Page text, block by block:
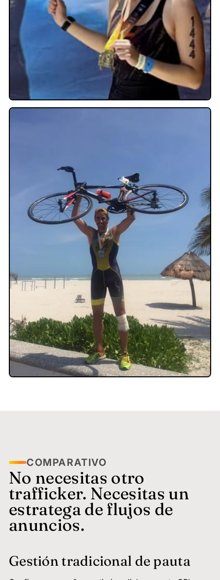
COMPARATIVO
No necesitas otro
trafficker. Necesitas un
estratega de flujos de
anuncios.
Gestión tradicional de pauta